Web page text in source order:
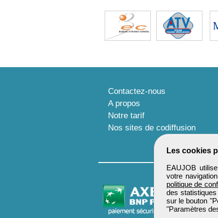
Les cookies
EAUJOB
votre
politique de
des
sur le bouton
"Paramètres
Contactez-nous
A propos
Notre tarif
Nos sites de codiffusion